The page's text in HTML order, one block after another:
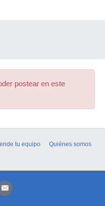
postear en este
tu equipo
Quiénes somos